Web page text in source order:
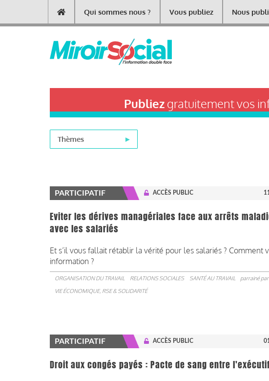
contenu
Main
navigation
Qui sommes nous ? Vous publiez Nous
Publiezgratuitement vos
Thèmes
PARTICIPATIF ACCÈS PUBLIC
Eviter les dérives managériales face aux arrêts
avec les salariés
Et s’il vous fallait rétablir la vérité pour les salariés ? Comment
information ?
ORGANISATION DU TRAVAIL RELATIONS SOCIALES SANTÉ AU TRAVAIL parrainé par
VIE ÉCONOMIQUE, RSE & SOLIDARITÉ
PARTICIPATIF ACCÈS PUBLIC
Droit aux congés payés : Pacte de sang entre